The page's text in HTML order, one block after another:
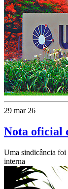
29 mar 26
Nota oficial
Uma sindicância foi
interna